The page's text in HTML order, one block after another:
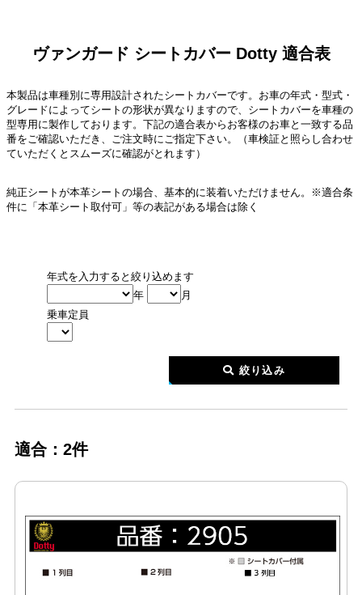
ヴァンガード シートカバー Dotty 適合表
本製品は車種別に専用設計されたシートカバーです。お車の年式・型式・
グレードによってシートの形状が異なりますので、シートカバーを車種の
型専用に製作しております。下記の適合表からお客様のお車と一致する品
番をご確認いただき、ご注文時にご指定下さい。（車検証と照らし合わせ
ていただくとスムーズに確認がとれます）
純正シートが本革シートの場合、基本的に装着いただけません。※適合条
件に「本革シート取付可」等の表記がある場合は除く
年式を入力すると絞り込めます
年
月
乗車定員
絞り込み
適合：2件